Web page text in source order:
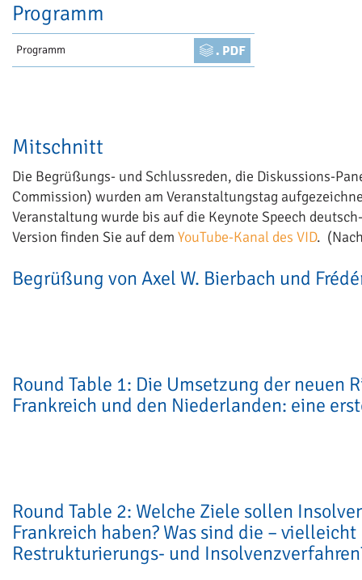
Programm
Programm
Mitschnitt
Die Begrüßungs- und Schlussreden, die Diskussions-
Commission) wurden am Veranstaltungstag
Veranstaltung wurde bis auf die Keynote Speech
Version finden Sie auf dem YouTube-Kanal des VID.
Begrüßung von Axel W. Bierbach und
Round Table 1: Die Umsetzung der
Frankreich und den Niederlanden: eine
Round Table 2: Welche Ziele sollen
Frankreich haben? Was sind die –
Restrukturierungs- und